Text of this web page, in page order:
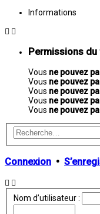
Informations
Permissions
Vous ne pouvez
Vous ne pouvez
Vous ne pouvez
Vous ne pouvez
Vous ne pouvez
Connexion •
Nom d’utilisateur :